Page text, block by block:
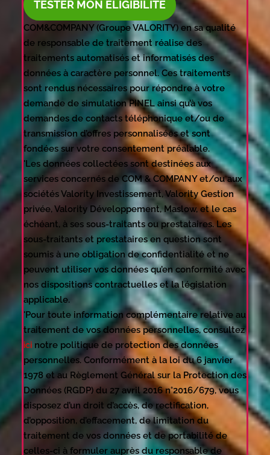
TESTER MON ÉLIGIBILITÉ
COM&COMPANY (Groupe VALORITY) en sa qualité
de responsable de traitement réalise des
traitements automatisés et informatisés des
données à caractère personnel. Ces traitements
sont rendus nécessaires pour répondre à votre
demande de simulation PINEL ainsi qu’à vos
demandes de contacts téléphonique et/ou de
transmission d’offres personnalisées et sont
fondées sur votre consentement préalable.
'Les données collectées sont destinées aux
services concernés de COM & COMPANY et/ou aux
sociétés Valority Investissement, Valority Gestion
privée, Valority Développement, Maslow, et le cas
échéant, à ses sous-traitants ou prestataires. Les
sous-traitants et prestataires en question sont
soumis à une obligation de confidentialité et ne
peuvent utiliser vos données qu’en conformité avec
nos dispositions contractuelles et la législation
applicable.
'Pour toute information complémentaire relative au
traitement de vos données personnelles, consultez
icinotre politique de protection des données
personnelles. Conformément à la loi du 6 janvier
1978 et au Règlement Général sur la Protection des
Données (RGDP) du 27 avril 2016 n°2016/679, vous
disposez d’un droit d’accès, de rectification,
d’opposition, d’effacement, de limitation du
traitement de vos données et de portabilité de
celles-ci à formuler auprès du responsable de